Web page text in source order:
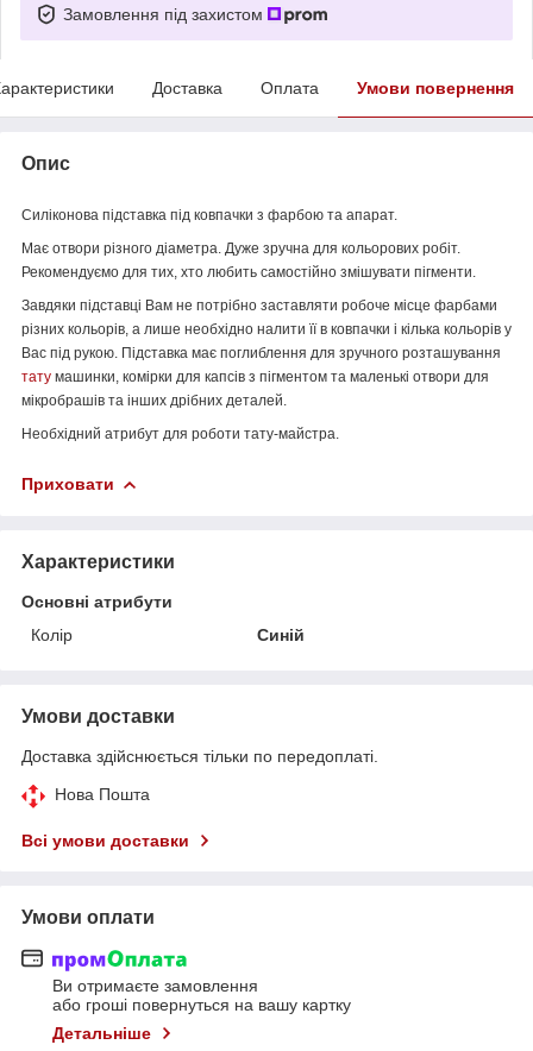
Замовлення під захистом
Доставка Оплата Умови повернення
Опис
Силіконова підставка під ковпачки з фарбою та апарат.
Має отвори різного діаметра. Дуже зручна для кольорових робіт.
Рекомендуємо для тих, хто любить самостійно змішувати пігменти.
Завдяки підставці Вам не потрібно заставляти робоче місце фарбами
різних кольорів, а лише необхідно налити її в ковпачки і кілька кольорів у
Вас під рукою. Підставка має поглиблення для зручного розташування
тату машинки, комірки для капсів з пігментом та маленькі отвори для
мікробрашів та інших дрібних деталей.
Необхідний атрибут для роботи тату-майстра.
Приховати
Характеристики
Основні атрибути
Колір
Синій
Умови доставки
Доставка здійснюється тільки по передоплаті.
Нова Пошта
Всі умови доставки
Умови оплати
Ви отримаєте замовлення
або гроші повернуться на вашу картку
Детальніше